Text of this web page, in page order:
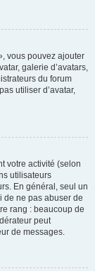
vous pouvez ajouter
galerie d’avatars,
du forum
utiliser d’avatar,
votre activité (selon
utilisateurs
En général, seul un
de ne pas abuser de
rang : beaucoup de
peut
de messages.